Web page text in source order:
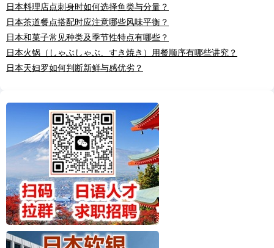
日本料理店点刺身时如何选择鱼类与分量？
日本茶道餐点搭配时应注意哪些风味平衡？
日本和菓子常见种类及季节性特点有哪些？
日本火锅（しゃぶしゃぶ、すき焼き）用餐顺序有哪些讲究？
日本天妇罗如何判断新鲜与感优劣？